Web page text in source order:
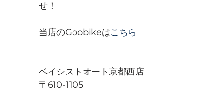
せ！
当店のGoobikeはこちら
ベイシストオート京都西店
〒610-1105